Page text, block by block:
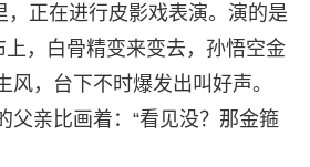
，正在进行皮影戏表演。演的是
上，白骨精变来变去，孙悟空金
风，台下不时爆发出叫好声。
父亲比画着：“看见没？那金箍